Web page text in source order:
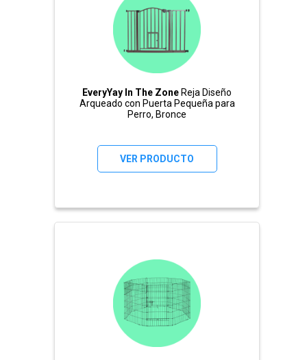
EveryYay In The Zone Reja Diseño
Arqueado con Puerta Pequeña para
Perro, Bronce
VER PRODUCTO